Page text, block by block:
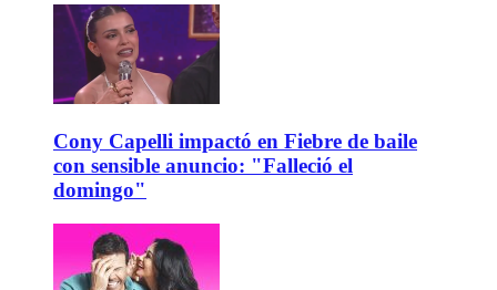
Cony Capelli impactó en Fiebre de baile
con sensible anuncio: "Falleció el
domingo"